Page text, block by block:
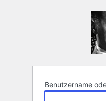
Benutzername